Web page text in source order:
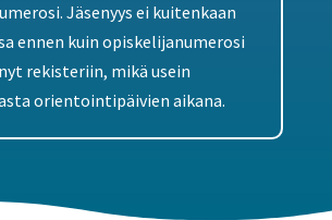
Jäsenyys ei kuitenkaan
ennen kuin opiskelijanumerosi
rekisteriin, mikä usein
orientointipäivien aikana.